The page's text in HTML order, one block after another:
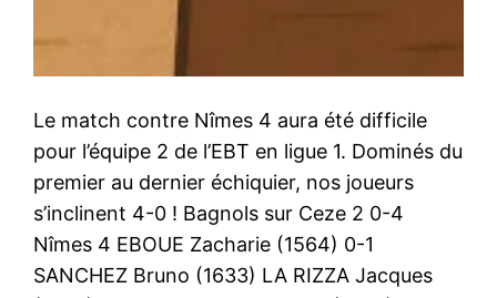
Le match contre Nîmes 4 aura été difficile
pour l’équipe 2 de l’EBT en ligue 1. Dominés du
premier au dernier échiquier, nos joueurs
s’inclinent 4-0 ! Bagnols sur Ceze 2 0-4
Nîmes 4 EBOUE Zacharie (1564) 0-1
SANCHEZ Bruno (1633) LA RIZZA Jacques